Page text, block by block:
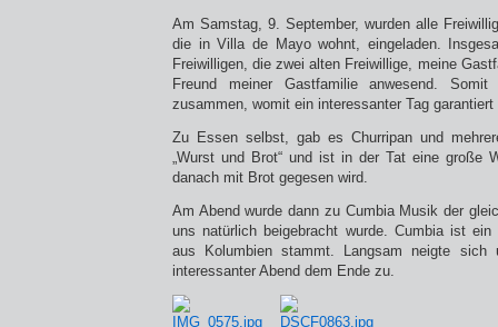
Am Samstag, 9. September, wurden alle
die in Villa de Mayo wohnt, eingeladen.
Freiwilligen, die zwei alten Freiwillige, meine
Freund meiner Gastfamilie anwesend.
zusammen, womit ein interessanter Tag garantiert
Zu Essen selbst, gab es Churripan und
„Wurst und Brot“ und ist in der Tat eine große
danach mit Brot gegesen wird.
Am Abend wurde dann zu Cumbia Musik der
uns natürlich beigebracht wurde. Cumbia ist ein
aus Kolumbien stammt. Langsam neigte sich
interessanter Abend dem Ende zu.